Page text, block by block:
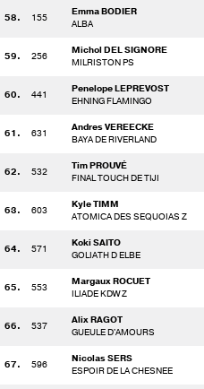
58. 155
Emma BODIER
ALBA
59. 256
Michol DEL SIGNORE
MILRISTON PS
60. 441
Penelope LEPREVOST
EHNING FLAMINGO
61. 631
Andres VEREECKE
BAYA DE RIVERLAND
62. 532
Tim PROUVÉ
FINAL TOUCH DE TIJI
63. 603
Kyle TIMM
ATOMICA DES SEQUOIAS Z
64. 571
Koki SAITO
GOLIATH D ELBE
65. 553
Margaux ROCUET
ILIADE KDW Z
66. 537
Alix RAGOT
GUEULE D'AMOURS
67. 596
Nicolas SERS
ESPOIR DE LA CHESNEE